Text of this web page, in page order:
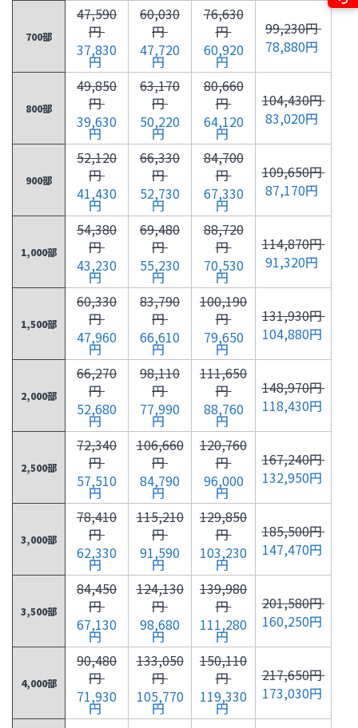
700部
47,590
円
37,830
円
60,030
円
47,720
円
76,630
円
60,920
円
99,230円
78,880円
800部
49,850
円
39,630
円
63,170
円
50,220
円
80,660
円
64,120
円
104,430円
83,020円
900部
52,120
円
41,430
円
66,330
円
52,730
円
84,700
円
67,330
円
109,650円
87,170円
1,000部
54,380
円
43,230
円
69,480
円
55,230
円
88,720
円
70,530
円
114,870円
91,320円
1,500部
60,330
円
47,960
円
83,790
円
66,610
円
100,190
円
79,650
円
131,930円
104,880円
2,000部
66,270
円
52,680
円
98,110
円
77,990
円
111,650
円
88,760
円
148,970円
118,430円
2,500部
72,340
円
57,510
円
106,660
円
84,790
円
120,760
円
96,000
円
167,240円
132,950円
3,000部
78,410
円
62,330
円
115,210
円
91,590
円
129,850
円
103,230
円
185,500円
147,470円
3,500部
84,450
円
67,130
円
124,130
円
98,680
円
139,980
円
111,280
円
201,580円
160,250円
4,000部
90,480
円
71,930
円
133,050
円
105,770
円
150,110
円
119,330
円
217,650円
173,030円